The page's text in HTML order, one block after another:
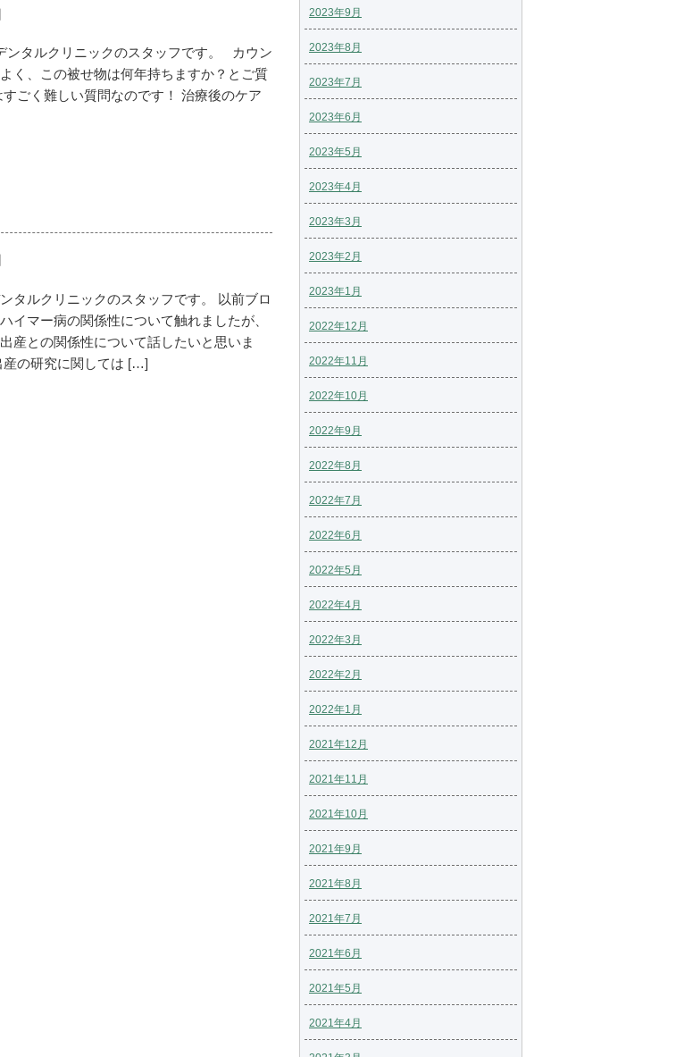
ンタルクリニックのスタッフです。 カウン
く、この被せ物は何年持ちますか？とご質
ごく難しい質問なのです！ 治療後のケア
タルクリニックのスタッフです。 以前ブロ
イマー病の関係性について触れましたが、
産との関係性について話したいと思いま
産の研究に関しては […]
2023年9月
2023年8月
2023年7月
2023年6月
2023年5月
2023年4月
2023年3月
2023年2月
2023年1月
2022年12月
2022年11月
2022年10月
2022年9月
2022年8月
2022年7月
2022年6月
2022年5月
2022年4月
2022年3月
2022年2月
2022年1月
2021年12月
2021年11月
2021年10月
2021年9月
2021年8月
2021年7月
2021年6月
2021年5月
2021年4月